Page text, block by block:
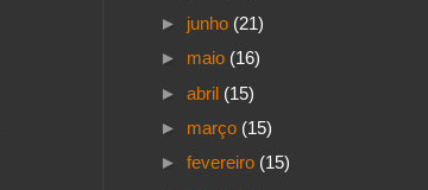
► junho (21)
► maio (16)
► abril (15)
► março (15)
► fevereiro (15)